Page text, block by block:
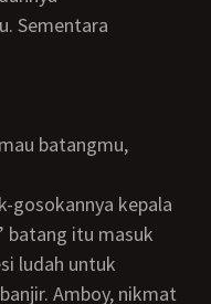
Sementara
batang itu masuk
ludah untuk
Amboy, nikmat